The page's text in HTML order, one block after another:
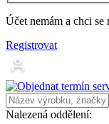
Účet nemám a chci se
Registrovat
Nalezená oddělení: